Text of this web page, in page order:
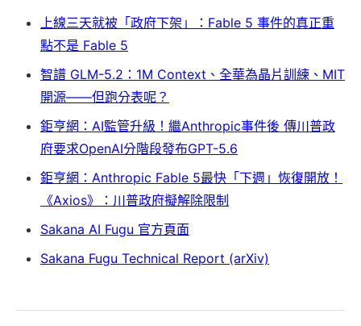
上線三天就被「政府下架」：Fable 5 事件的真正重
點不是 Fable 5
智譜 GLM-5.2：1M Context、全華為晶片訓練、MIT
開源——但跑分表呢？
鉅亨網：AI監管升級！繼Anthropic事件後 傳川普政
府要求OpenAI分階段發布GPT-5.6
鉅亨網：Anthropic Fable 5最快「下週」恢復開放！
《Axios》：川普政府擬解除限制
Sakana AI Fugu 官方頁面
Sakana Fugu Technical Report (arXiv)